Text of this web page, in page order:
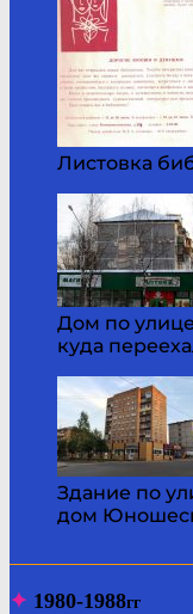
Листовка
Дом по
куда
Здание по
дом
✦ 1980-1988гг